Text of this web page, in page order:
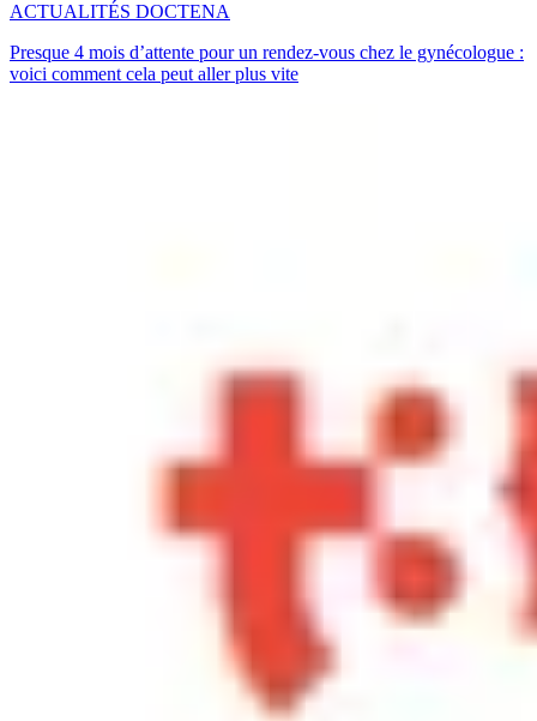
ACTUALITÉS DOCTENA
Presque 4 mois d’attente pour un rendez-vous chez le gynécologue :
voici comment cela peut aller plus vite